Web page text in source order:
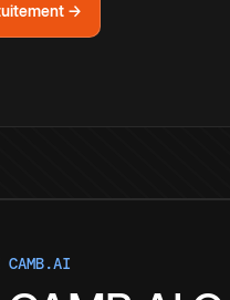
→
CAMB.AI